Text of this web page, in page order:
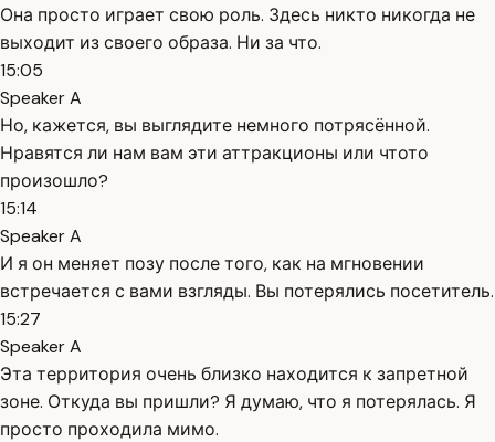
Она просто играет свою роль. Здесь никто никогда не
выходит из своего образа. Ни за что.
15:05
Speaker A
Но, кажется, вы выглядите немного потрясённой.
Нравятся ли нам вам эти аттракционы или чтото
произошло?
15:14
Speaker A
И я он меняет позу после того, как на мгновении
встречается с вами взгляды. Вы потерялись посетитель.
15:27
Speaker A
Эта территория очень близко находится к запретной
зоне. Откуда вы пришли? Я думаю, что я потерялась. Я
просто проходила мимо.